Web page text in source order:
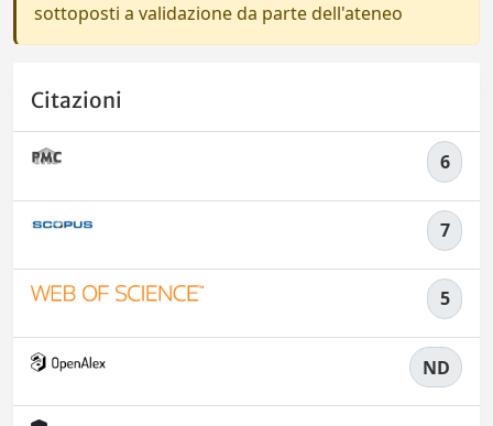
sottoposti a validazione da parte dell'ateneo
Citazioni
6
7
5
ND